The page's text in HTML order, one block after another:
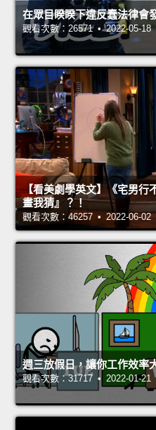
在眾目睽睽下違反蠢法律會
觀看次數：26571 • 2022-05-18
【看美劇學英文】《宅男行
畫我猜』？！
觀看次數：46257 • 2022-06-02
週三放假日，讓你工作效率
觀看次數：31717 • 2022-01-21